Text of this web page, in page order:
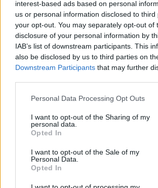
interest-based ads based on personal
us or personal information disclosed to
your opt-out. You may separately opt-out of
disclosure of your personal information by
IAB’s list of downstream participants. This
also be disclosed by us to third parties on
Downstream Participants that may further
Personal Data Processing Opt Outs
I want to opt-out of the Sharing of my
personal data.
Opted In
I want to opt-out of the Sale of my
Personal Data.
Opted In